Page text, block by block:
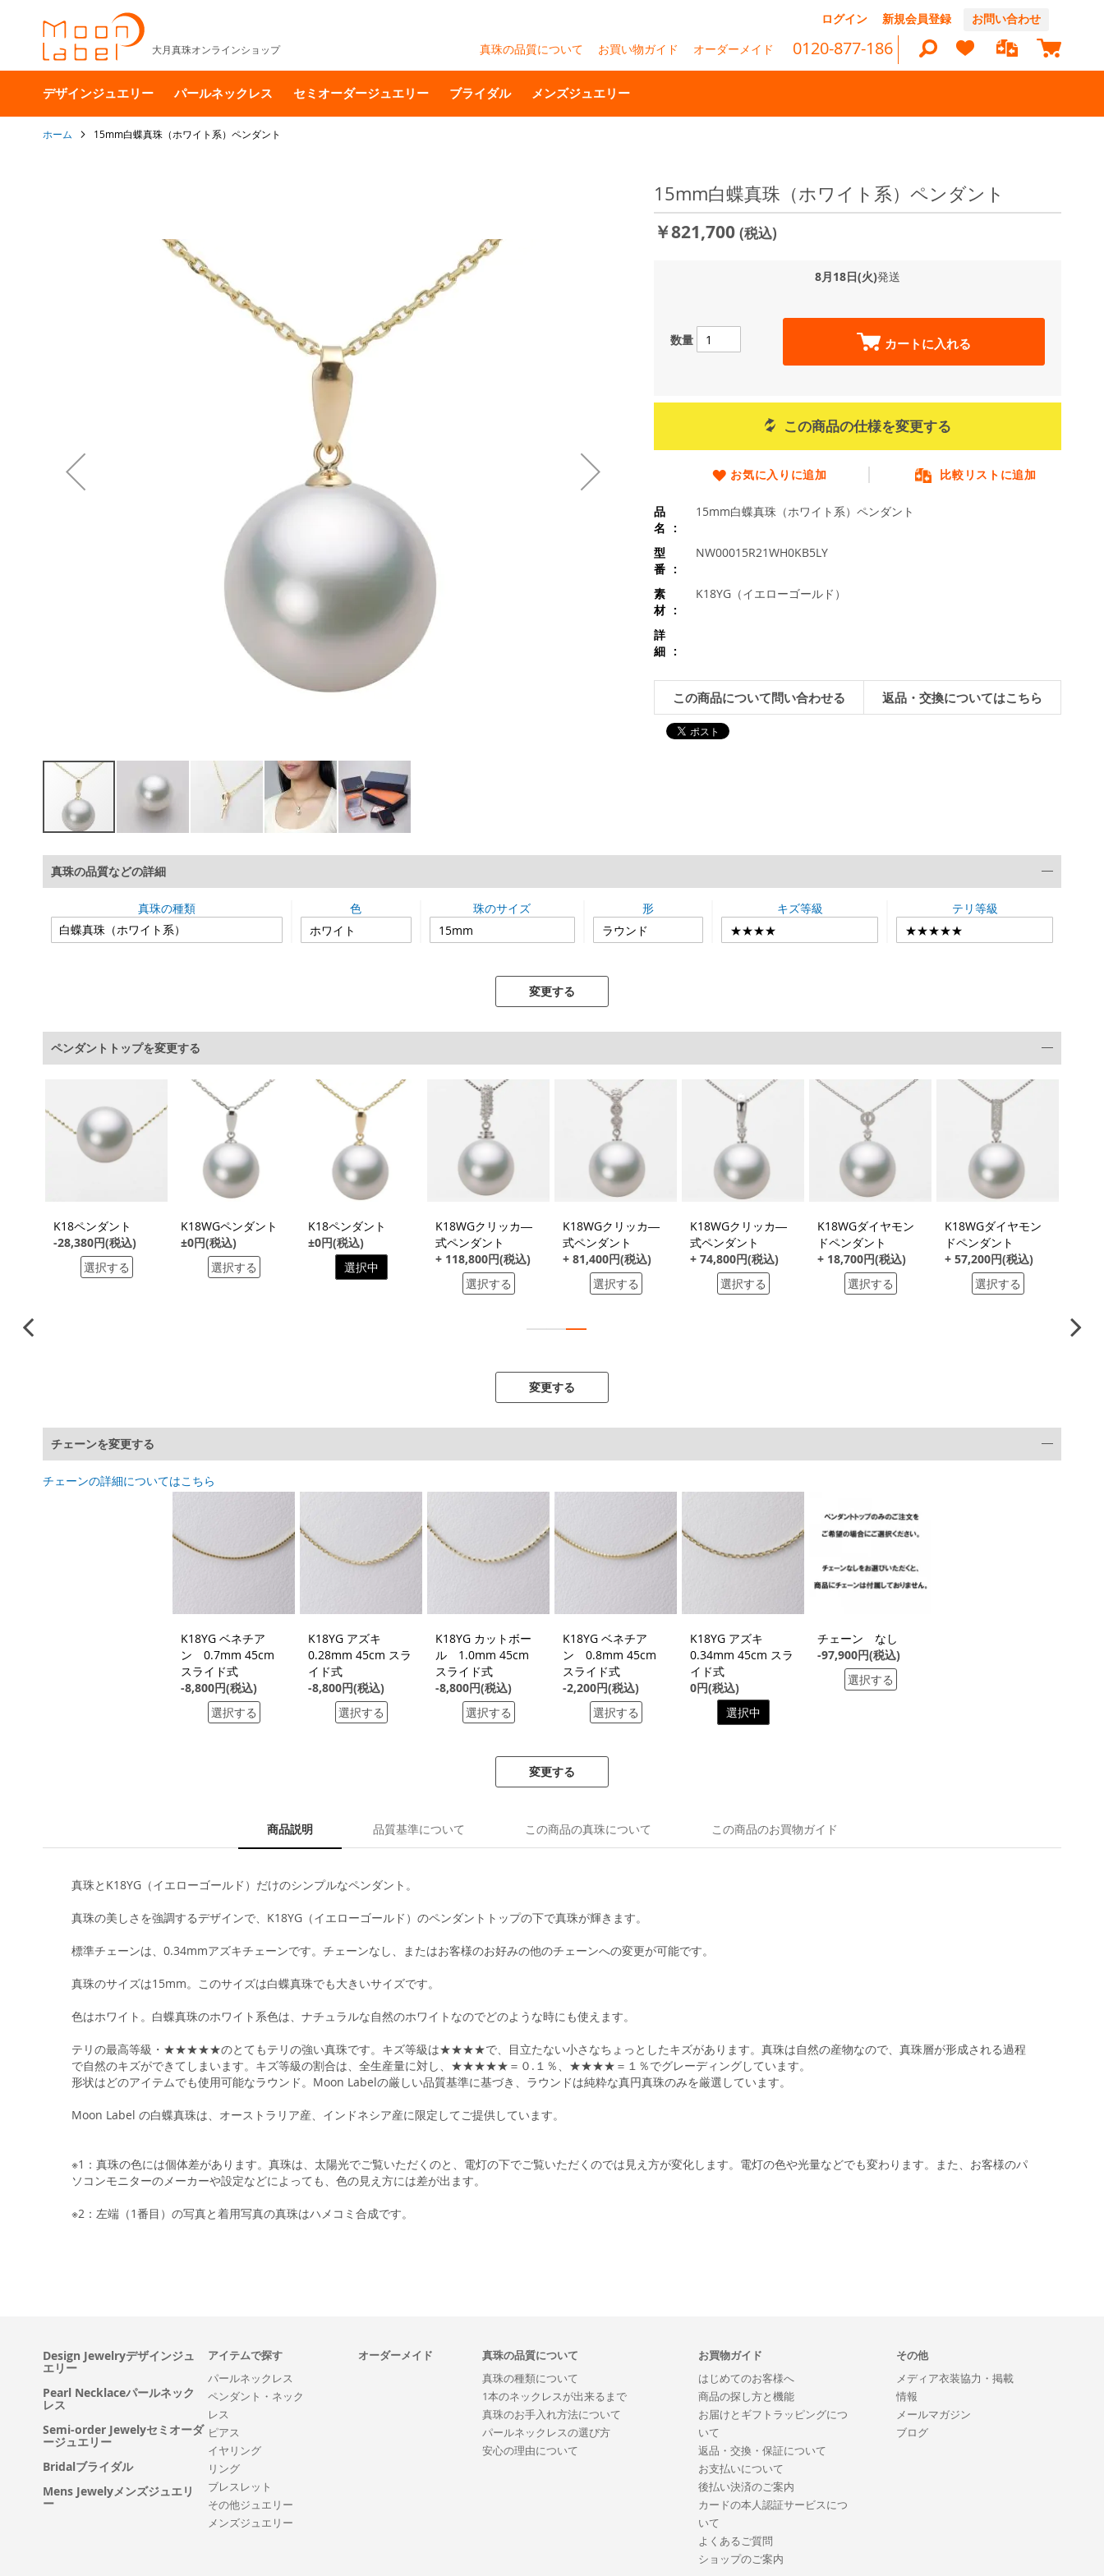
テ
ン
ツ
ログイン 新規会員登録 お問い合わせ
大月真珠オンラインショップ 真珠の品質について お買い物ガイド オーダーメイド 0120-877-186 マイカ
デザインジュエリー パールネックレス セミオーダージュエリー ブライダル メンズジュエリー
ホーム 15mm白蝶真珠（ホワイト系）ペンダント
メ
ー
ジ
ラ
移
15mm白蝶真珠（ホワイト系）ペンダント
￥821,700 (税込)
8月18日(火)発送
数量 カートに入れる
この商品の仕様を変更する
お気に入りに追加 比較リストに追加
品
名
15mm白蝶真珠（ホワイト系）ペンダント
型
番
NW00015R21WH0KB5LY
素
材
K18YG（イエローゴールド）
詳
細
この商品について問い合わせる 返品・交換についてはこちら
真珠の品質などの詳細
真珠の種類 色 珠のサイズ 形 キズ等級 テリ等級
変更する
ペンダントトップを変更する
K18ペンダント
-28,380円(税込)
選択する
K18WGペンダント
±0円(税込)
選択する
K18ペンダント
±0円(税込)
選択中
K18WGクリッカ―
式ペンダント
+ 118,800円(税込)
選択する
K18WGクリッカ―
式ペンダント
+ 81,400円(税込)
選択する
K18WGクリッカ―
式ペンダント
+ 74,800円(税込)
選択する
K18WGダイヤモン
ドペンダント
+ 18,700円(税込)
選択する
K18WGダイヤモン
ドペンダント
+ 57,200円(税込)
選択する
変更する
チェーンを変更する
チェーンの詳細についてはこちら
K18YG ベネチア
ン 0.7mm 45cm
スライド式
-8,800円(税込)
選択する
K18YG アズキ
0.28mm 45cm スラ
イド式
-8,800円(税込)
選択する
K18YG カットボー
ル 1.0mm 45cm
スライド式
-8,800円(税込)
選択する
K18YG ベネチア
ン 0.8mm 45cm
スライド式
-2,200円(税込)
選択する
K18YG アズキ
0.34mm 45cm スラ
イド式
0円(税込)
選択中
チェーン なし
-97,900円(税込)
選択する
変更する
商品説明
真珠とK18YG（イエローゴールド）だけのシンプルなペンダント。
真珠の美しさを強調するデザインで、K18YG（イエローゴールド）のペンダントトップの下で真珠が輝きます。
標準チェーンは、0.34mmアズキチェーンです。チェーンなし、またはお客様のお好みの他のチェーンへの変更が可能です。
真珠のサイズは15mm。このサイズは白蝶真珠でも大きいサイズです。
色はホワイト。白蝶真珠のホワイト系色は、ナチュラルな自然のホワイトなのでどのような時にも使えます。
テリの最高等級・★★★★★のとてもテリの強い真珠です。キズ等級は★★★★で、目立たない小さなちょっとしたキズがあります。真珠は自然の産物なので、真珠層が形成される過程
で自然のキズができてしまいます。キズ等級の割合は、全生産量に対し、★★★★★＝０.１％、★★★★＝１％でグレーディングしています。
形状はどのアイテムでも使用可能なラウンド。Moon Labelの厳しい品質基準に基づき、ラウンドは純粋な真円真珠のみを厳選しています。
Moon Label の白蝶真珠は、オーストラリア産、インドネシア産に限定してご提供しています。
※1：真珠の色には個体差があります。真珠は、太陽光でご覧いただくのと、電灯の下でご覧いただくのでは見え方が変化します。電灯の色や光量などでも変わります。また、お客様のパ
ソコンモニターのメーカーや設定などによっても、色の見え方には差が出ます。
※2：左端（1番目）の写真と着用写真の真珠はハメコミ合成です。
品質基準について この商品の真珠について この商品のお買物ガイド
Design Jewelryデザインジュ
エリー
Pearl Necklaceパールネック
レス
Semi-order Jewelyセミオーダ
ージュエリー
Bridalブライダル
Mens Jewelyメンズジュエリ
ー
アイテムで探す
パールネックレス
ペンダント・ネック
レス
ピアス
イヤリング
リング
ブレスレット
その他ジュエリー
メンズジュエリー
オーダーメイド
真珠の品質について
真珠の種類について
1本のネックレスが出来るまで
真珠のお手入れ方法について
パールネックレスの選び方
安心の理由について
お買物ガイド
はじめてのお客様へ
商品の探し方と機能
お届けとギフトラッピングにつ
いて
返品・交換・保証について
お支払いについて
後払い決済のご案内
カードの本人認証サービスにつ
いて
よくあるご質問
ショップのご案内
その他
メディア衣装協力・掲載
情報
メールマガジン
ブログ